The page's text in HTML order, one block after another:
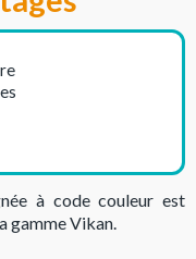
à code couleur est
gamme Vikan.